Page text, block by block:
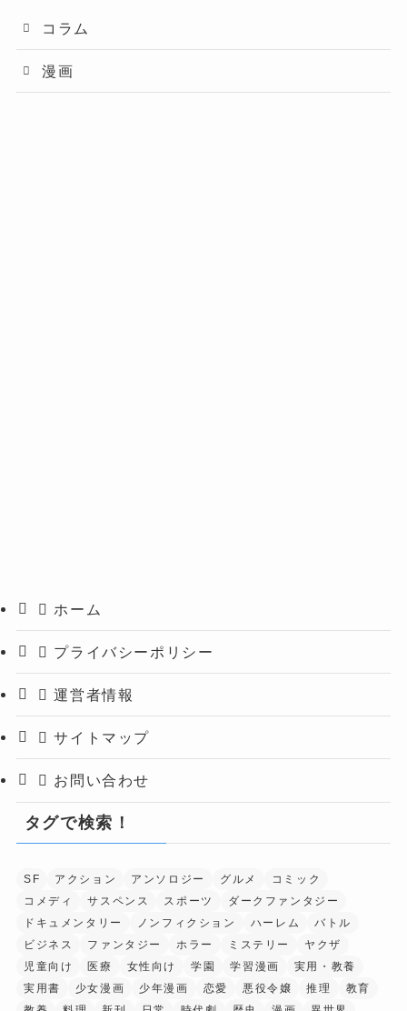
コラム
漫画
ホーム
プライバシーポリシー
運営者情報
サイトマップ
お問い合わせ
タグで検索！
SF アクション アンソロジー グルメ
コミック
コメディ
サスペンス スポーツ
ダークファンタジー
ドキュメンタリー
ノンフィクション ハーレム
バトル
ビジネス
ファンタジー ホラー ミステリー
ヤクザ
児童向け
医療 女性向け 学園 学習漫画
実用・教養
実用書
少女漫画 少年漫画 恋愛 悪役令嬢 推理
教育